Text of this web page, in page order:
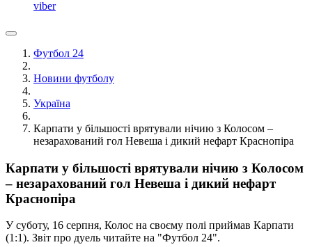
viber
Футбол 24
Новини футболу
Україна
Карпати у більшості врятували нічию з Колосом –
незарахований гол Невеша і дикий нефарт Краснопіра
Карпати у більшості врятували нічию з Колосом
– незарахований гол Невеша і дикий нефарт
Краснопіра
У суботу, 16 серпня, Колос на своєму полі приймав Карпати
(1:1). Звіт про дуель читайте на "Футбол 24".